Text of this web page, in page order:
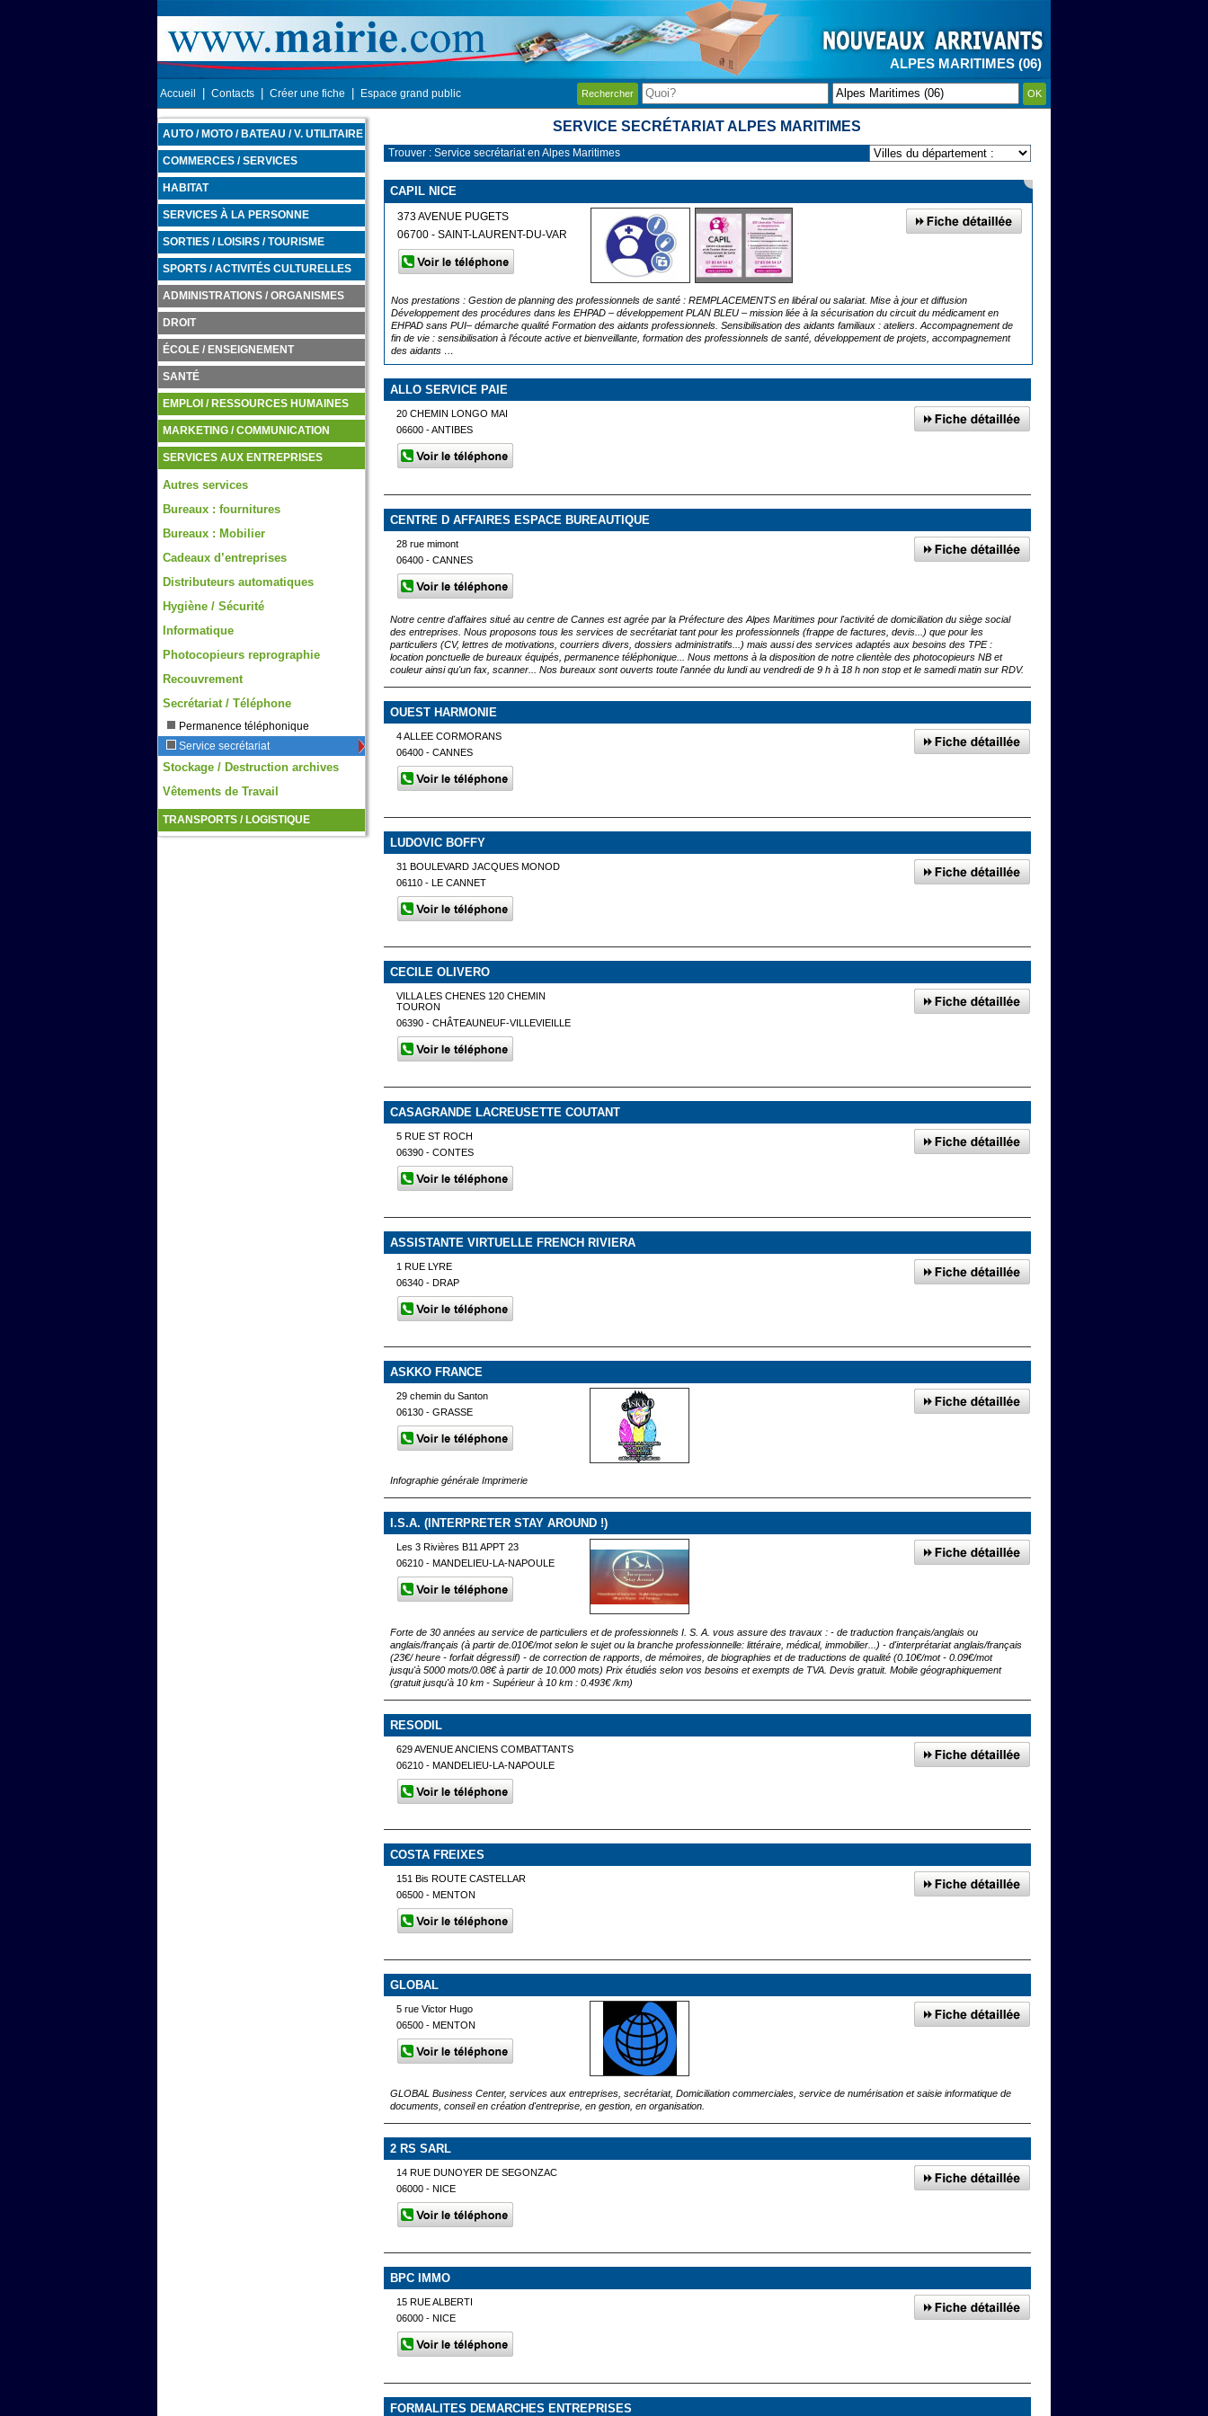
ALPES MARITIMES (06)
Accueil Contacts Créer une fiche Espace grand public Rechercher OK
AUTO / MOTO / BATEAU / V. UTILITAIRE
COMMERCES / SERVICES
HABITAT
SERVICES À LA PERSONNE
SORTIES / LOISIRS / TOURISME
SPORTS / ACTIVITÉS CULTURELLES
ADMINISTRATIONS / ORGANISMES
DROIT
ÉCOLE / ENSEIGNEMENT
SANTÉ
EMPLOI / RESSOURCES HUMAINES
MARKETING / COMMUNICATION
SERVICES AUX ENTREPRISES
Autres services
Bureaux : fournitures
Bureaux : Mobilier
Cadeaux d’entreprises
Distributeurs automatiques
Hygiène / Sécurité
Informatique
Photocopieurs reprographie
Recouvrement
Secrétariat / Téléphone
Permanence téléphonique
Service secrétariat
Stockage / Destruction archives
Vêtements de Travail
TRANSPORTS / LOGISTIQUE
SERVICE SECRÉTARIAT ALPES MARITIMES
Trouver : Service secrétariat en Alpes Maritimes
CAPIL NICE
373 AVENUE PUGETS
06700 - SAINT-LAURENT-DU-VAR
Nos prestations : Gestion de planning des professionnels de santé : REMPLACEMENTS en libéral ou salariat. Mise à jour et diffusion
Développement des procédures dans les EHPAD – développement PLAN BLEU – mission liée à la sécurisation du circuit du médicament en
EHPAD sans PUI– démarche qualité Formation des aidants professionnels. Sensibilisation des aidants familiaux : ateliers. Accompagnement de
fin de vie : sensibilisation à l’écoute active et bienveillante, formation des professionnels de santé, développement de projets, accompagnement
des aidants …
ALLO SERVICE PAIE
20 CHEMIN LONGO MAI
06600 - ANTIBES
CENTRE D AFFAIRES ESPACE BUREAUTIQUE
28 rue mimont
06400 - CANNES
Notre centre d'affaires situé au centre de Cannes est agrée par la Préfecture des Alpes Maritimes pour l'activité de domiciliation du siège social
des entreprises. Nous proposons tous les services de secrétariat tant pour les professionnels (frappe de factures, devis...) que pour les
particuliers (CV, lettres de motivations, courriers divers, dossiers administratifs...) mais aussi des services adaptés aux besoins des TPE :
location ponctuelle de bureaux équipés, permanence téléphonique... Nous mettons à la disposition de notre clientèle des photocopieurs NB et
couleur ainsi qu'un fax, scanner... Nos bureaux sont ouverts toute l'année du lundi au vendredi de 9 h à 18 h non stop et le samedi matin sur RDV.
OUEST HARMONIE
4 ALLEE CORMORANS
06400 - CANNES
LUDOVIC BOFFY
31 BOULEVARD JACQUES MONOD
06110 - LE CANNET
CECILE OLIVERO
VILLA LES CHENES 120 CHEMIN
TOURON
06390 - CHÂTEAUNEUF-VILLEVIEILLE
CASAGRANDE LACREUSETTE COUTANT
5 RUE ST ROCH
06390 - CONTES
ASSISTANTE VIRTUELLE FRENCH RIVIERA
1 RUE LYRE
06340 - DRAP
ASKKO FRANCE
29 chemin du Santon
06130 - GRASSE
Infographie générale Imprimerie
I.S.A. (INTERPRETER STAY AROUND !)
Les 3 Rivières B11 APPT 23
06210 - MANDELIEU-LA-NAPOULE
Forte de 30 années au service de particuliers et de professionnels I. S. A. vous assure des travaux : - de traduction français/anglais ou
anglais/français (à partir de.010€/mot selon le sujet ou la branche professionnelle: littéraire, médical, immobilier...) - d'interprétariat anglais/français
(23€/ heure - forfait dégressif) - de correction de rapports, de mémoires, de biographies et de traductions de qualité (0.10€/mot - 0.09€/mot
jusqu'à 5000 mots/0.08€ à partir de 10.000 mots) Prix étudiés selon vos besoins et exempts de TVA. Devis gratuit. Mobile géographiquement
(gratuit jusqu'à 10 km - Supérieur à 10 km : 0.493€ /km)
RESODIL
629 AVENUE ANCIENS COMBATTANTS
06210 - MANDELIEU-LA-NAPOULE
COSTA FREIXES
151 Bis ROUTE CASTELLAR
06500 - MENTON
GLOBAL
5 rue Victor Hugo
06500 - MENTON
GLOBAL Business Center, services aux entreprises, secrétariat, Domiciliation commerciales, service de numérisation et saisie informatique de
documents, conseil en création d'entreprise, en gestion, en organisation.
2 RS SARL
14 RUE DUNOYER DE SEGONZAC
06000 - NICE
BPC IMMO
15 RUE ALBERTI
06000 - NICE
FORMALITES DEMARCHES ENTREPRISES